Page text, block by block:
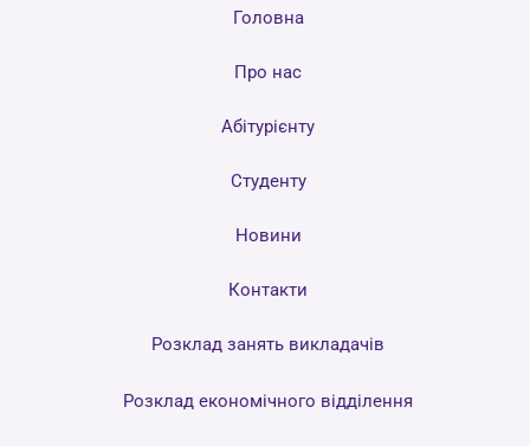
Головна
Про нас
Абітурієнту
Студенту
Новини
Контакти
Розклад занять викладачів
Розклад економічного відділення